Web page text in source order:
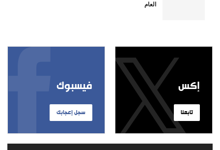
العام
فيسبوك
سجل إعجابك
إكس
تابعنا